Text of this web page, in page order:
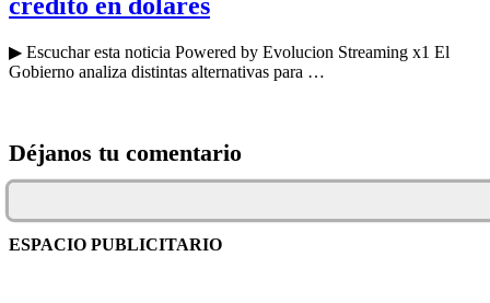
▶ Escuchar esta noticia Powered by Evolucion Streaming x1 El
Gobierno analiza distintas alternativas para …
Déjanos tu comentario
ESPACIO PUBLICITARIO